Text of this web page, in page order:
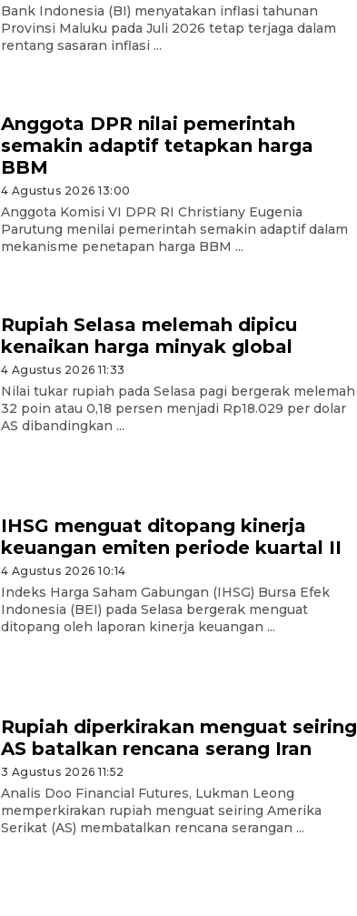
Bank Indonesia (BI) menyatakan inflasi tahunan
Provinsi Maluku pada Juli 2026 tetap terjaga dalam
rentang sasaran inflasi ...
Anggota DPR nilai pemerintah
semakin adaptif tetapkan harga
BBM
4 Agustus 2026 13:00
Anggota Komisi VI DPR RI Christiany Eugenia
Parutung menilai pemerintah semakin adaptif dalam
mekanisme penetapan harga BBM ...
Rupiah Selasa melemah dipicu
kenaikan harga minyak global
4 Agustus 2026 11:33
Nilai tukar rupiah pada Selasa pagi bergerak melemah
32 poin atau 0,18 persen menjadi Rp18.029 per dolar
AS dibandingkan ...
IHSG menguat ditopang kinerja
keuangan emiten periode kuartal II
4 Agustus 2026 10:14
Indeks Harga Saham Gabungan (IHSG) Bursa Efek
Indonesia (BEI) pada Selasa bergerak menguat
ditopang oleh laporan kinerja keuangan ...
Rupiah diperkirakan menguat seiring
AS batalkan rencana serang Iran
3 Agustus 2026 11:52
Analis Doo Financial Futures, Lukman Leong
memperkirakan rupiah menguat seiring Amerika
Serikat (AS) membatalkan rencana serangan ...